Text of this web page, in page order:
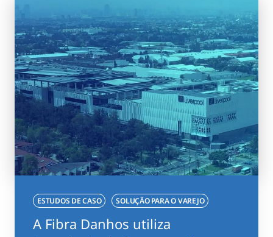
ESTUDOS DE CASO SOLUÇÃO PARA O VAREJO
A Fibra Danhos utiliza